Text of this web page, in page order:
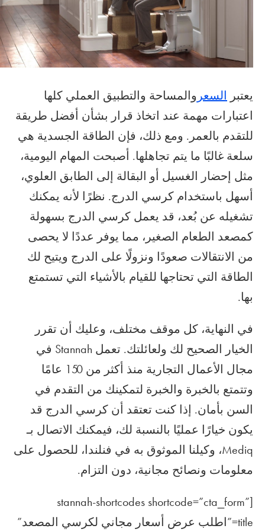
يعتبرالسعروالمساحة والتطبيق العملي كلها
اعتبارات مهمة عند اتخاذ قرار بشأن أفضل طريقة
للتقدم بالعمر. ومع ذلك، فإن الطاقة الجسدية هي
سلعة غالبًا ما يتم تجاهلها. أصبحت المهام اليومية،
مثل إحضار الغسيل أو البقالة إلى الطابق العلوي،
أسهل باستخدام كرسي الدرج. نظرًا لأنه يمكنك
تشغيله عن بُعد، قد يعمل كرسي الدرج بسهولة
كمصعد الطعام الصغير، مما يوفر عددًا لا يحصى
من الانتقالات صعودًا ونزولًا على الدرج ويتيح لك
الطاقة التي تحتاجها للقيام بالأشياء التي تستمتع
بها.
في النهاية، كل موقف مختلف، وعليك أن تقرر
الخيار الصحيح لك ولعائلتك. تعمل Stannah في
مجال الأعمال التجارية منذ أكثر من 150 عامًا
وتتمتع بالخبرة والخبرة لتمكينك من التقدم في
السن بأمان. إذا كنت تعتقد أن كرسي الدرج قد
يكون خيارًا عمليًا بالنسبة لك، فيمكنك الاتصال بـ
Mediq، وكيلنا الموثوق به في فنلندا، للحصول على
معلومات ونصائح مجانية، دون التزام.
[stannah-shortcodes shortcode=”cta_form”
title=”اطلب عرض أسعار مجاني لكرسي المصعد”